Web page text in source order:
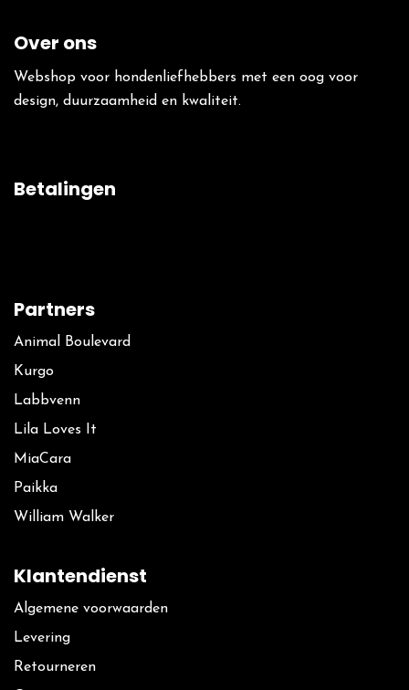
Over ons
Webshop voor hondenliefhebbers met een oog voor
design, duurzaamheid en kwaliteit.
Betalingen
Partners
Animal Boulevard
Kurgo
La​bbvenn
Lila Loves It
MiaCara
Paikka
William Walker
Klantendienst
Algemene voorwaarden
Levering
Retourneren